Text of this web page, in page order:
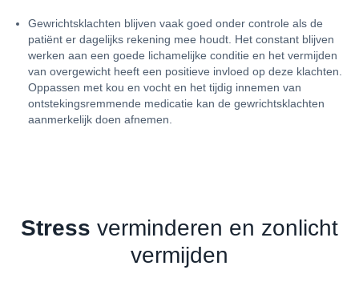
Gewrichtsklachten blijven vaak goed onder controle als de
patiënt er dagelijks rekening mee houdt. Het constant blijven
werken aan een goede lichamelijke conditie en het vermijden
van overgewicht heeft een positieve invloed op deze klachten.
Oppassen met kou en vocht en het tijdig innemen van
ontstekingsremmende medicatie kan de gewrichtsklachten
aanmerkelijk doen afnemen.
Stress verminderen en zonlicht
vermijden